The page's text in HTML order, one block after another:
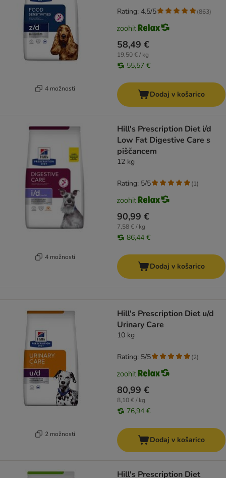
4 možnosti
58,49 €
19,50 € / kg
55,57 €
Rating: 4.5/5 (863)
Dodaj v košarico
4 možnosti
Hill's Prescription Diet i/d
Low Fat Digestive Care s
piščancem
12 kg
90,99 €
7,58 € / kg
86,44 €
Rating: 5/5 (1)
Dodaj v košarico
2 možnosti
Hill's Prescription Diet u/d
Urinary Care
10 kg
80,99 €
8,10 € / kg
76,94 €
Rating: 5/5 (2)
Dodaj v košarico
Hill's Prescription Diet